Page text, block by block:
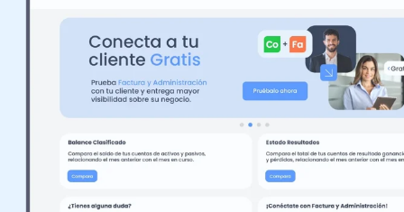
Remuneraciones
Factura y Administración
Control de asistencia
Contadores
PYMEs
Alianzas
Precios
Recomendador de planes
Promociones del mes
Recursos